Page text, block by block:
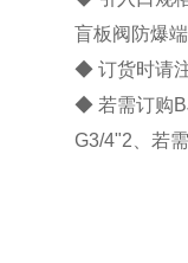
盲板阀防爆
◆ 订货时请
◆ 若需订购
G3/4"2、若